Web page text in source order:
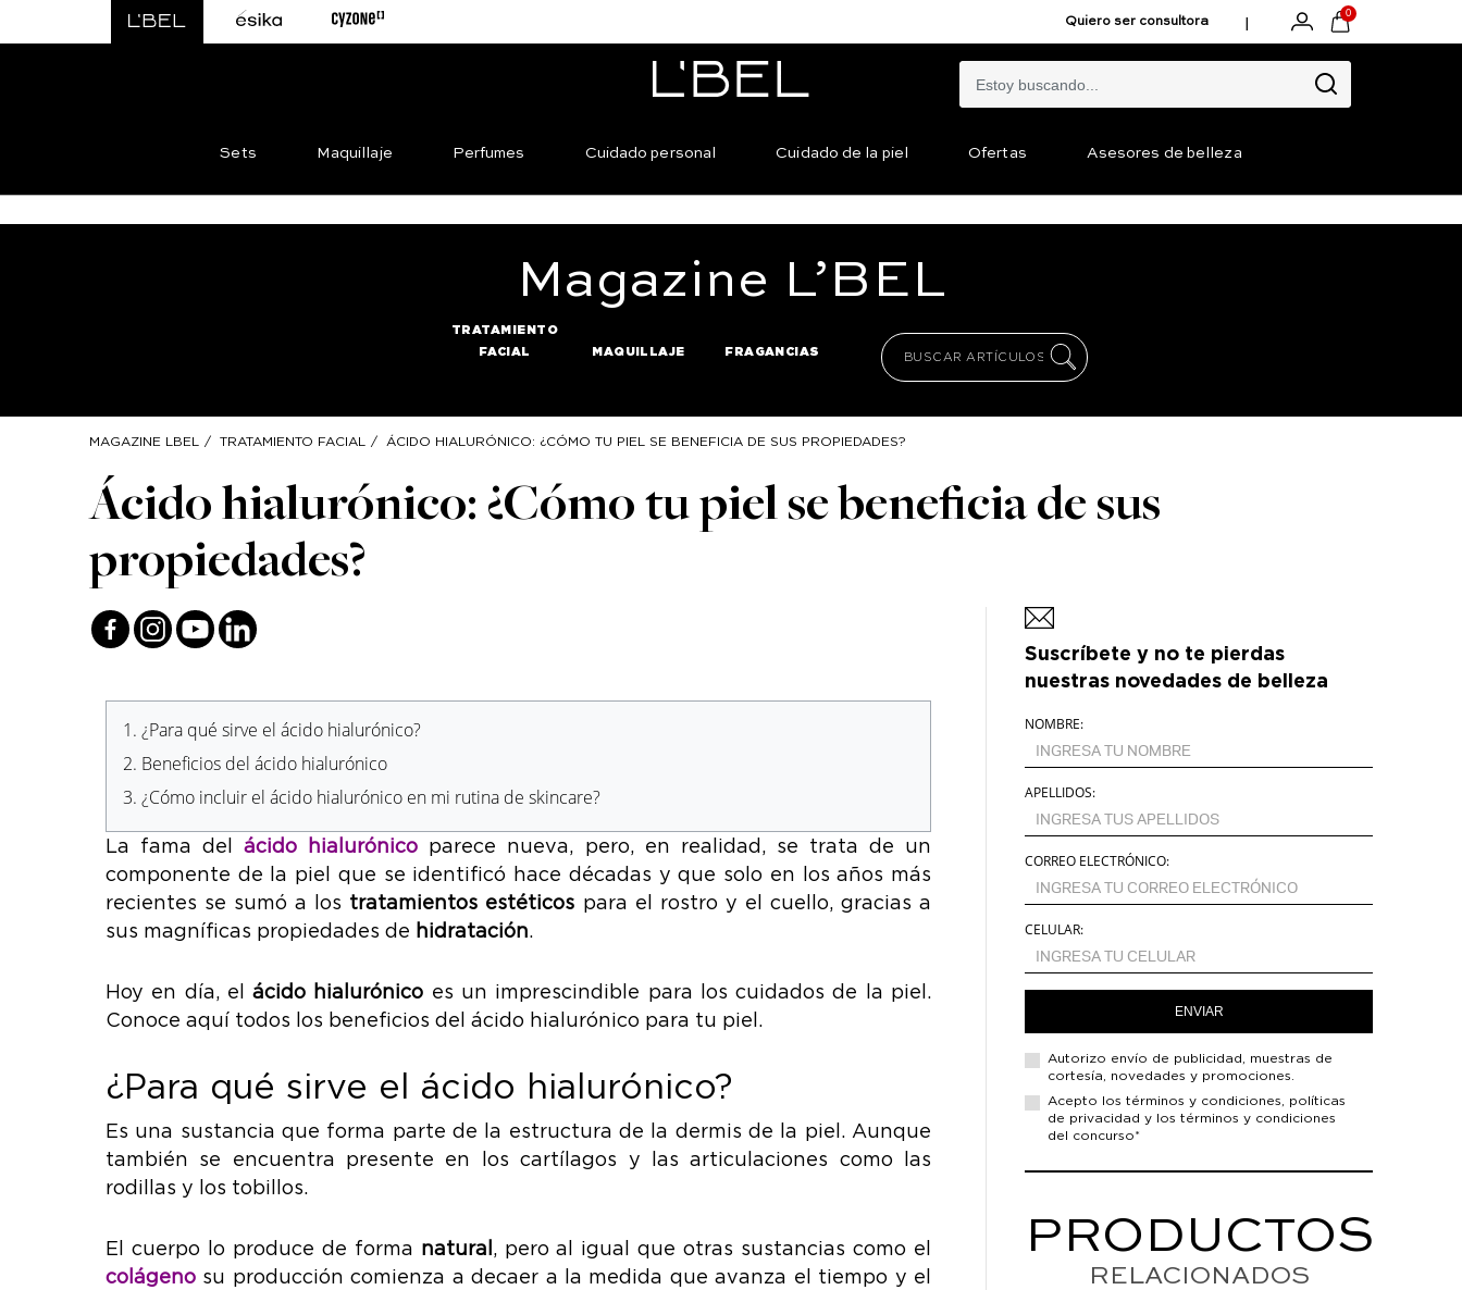
Quiero ser consultora | 0
Sets Maquillaje Perfumes Cuidado personal Cuidado de la piel Ofertas Asesores de belleza
Magazine L’BEL
TRATAMIENTO
FACIAL
MAQUILLAJE FRAGANCIAS
MAGAZINE LBEL / TRATAMIENTO FACIAL / ÁCIDO HIALURÓNICO: ¿CÓMO TU PIEL SE BENEFICIA DE SUS PROPIEDADES?
Ácido hialurónico: ¿Cómo tu piel se beneficia de sus
propiedades?
1. ¿Para qué sirve el ácido hialurónico?
2. Beneficios del ácido hialurónico
3. ¿Cómo incluir el ácido hialurónico en mi rutina de skincare?
La fama delácido hialurónico parece nueva, pero, en realidad, se trata de un
componente de la piel que se identificó hace décadas y que solo en los años más
recientes se sumó a los tratamientos estéticos para el rostro y el cuello, gracias a
sus magníficas propiedades de hidratación.
Hoy en día, elácido hialurónico es un imprescindible para los cuidados de la piel.
Conoce aquí todos los beneficios del ácido hialurónico para tu piel.
¿Para qué sirve el ácido hialurónico?
Es una sustancia que forma parte de la estructura de la dermis de la piel. Aunque
también se encuentra presente en los cartílagos y las articulaciones como las
rodillas y los tobillos.
El cuerpo lo produce de forma natural, pero al igual que otras sustancias como el
colágeno su producción comienza a decaer a la medida que avanza el tiempo y el
Suscríbete y no te pierdas
nuestras novedades de belleza
NOMBRE:
APELLIDOS:
CORREO ELECTRÓNICO:
CELULAR:
ENVIAR
Autorizo envío de publicidad, muestras de
cortesía, novedades y promociones.
Acepto los términos y condiciones, políticas
de privacidad y los términos y condiciones
del concurso*
PRODUCTOS
RELACIONADOS